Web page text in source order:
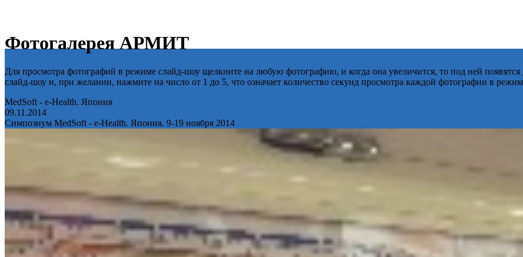
Фотогалерея АРМИТ
Для просмотра фотографий в режиме слайд-шоу щелкните на любую фотографию, и когда она увеличится, то под ней
слайд-шоу и, при желании, нажмите на число от 1 до 5, что означает количество секунд просмотра каждой фотографии в
MedSoft - e-Health. Япония
09.11.2014
Симпозиум MedSoft - e-Health. Япония. 9-19 ноября 2014